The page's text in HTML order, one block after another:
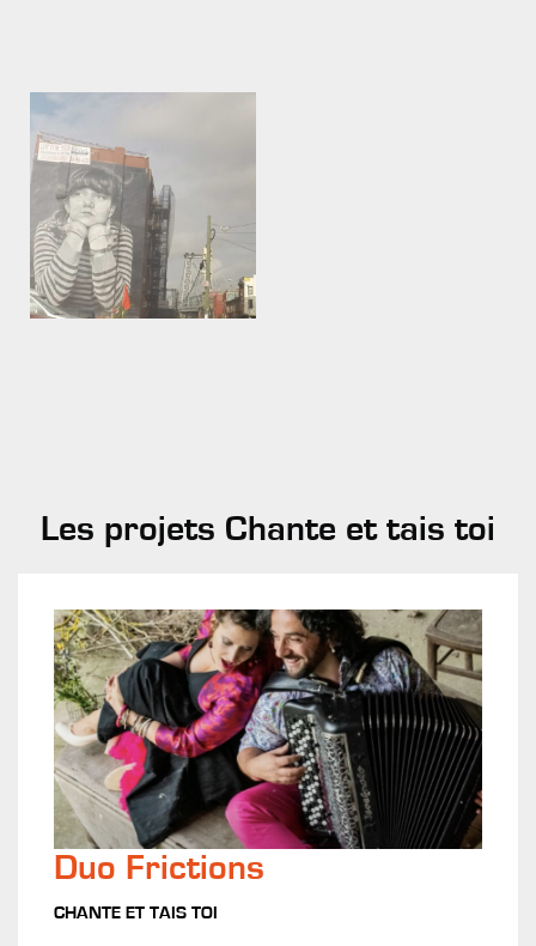
Les projets Chante et tais toi
Duo Frictions
CHANTE ET TAIS TOI